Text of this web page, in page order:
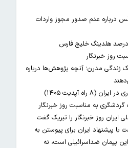
درباره عدم صدور مجوز واردات
روز خبرنگار
مدرن؛ آنچه پژوهش‌ها درباره
آپدیت ۱۴۰۵)
گردشگری به مناسبت روز خبرنگار
ایران روز خبرنگار را تبریک گفت
پیشنهاد ایران برای پیوستن به
این پیمان ضداسرائیلی است، نه